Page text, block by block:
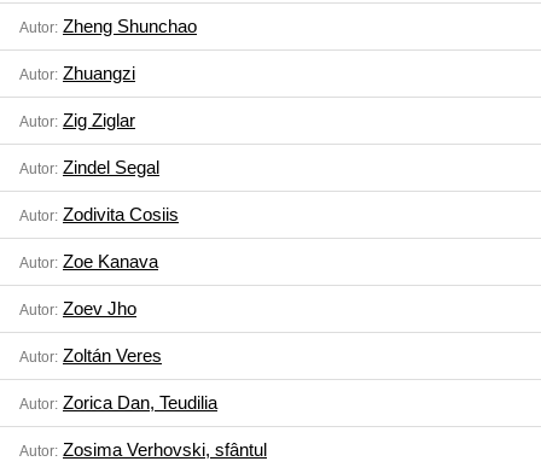
Autor: Zheng Shunchao
Autor: Zhuangzi
Autor: Zig Ziglar
Autor: Zindel Segal
Autor: Zodivita Cosiis
Autor: Zoe Kanava
Autor: Zoev Jho
Autor: Zoltán Veres
Autor: Zorica Dan, Teudilia
Autor: Zosima Verhovski, sfântul